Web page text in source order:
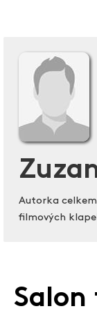
Autorka
filmových